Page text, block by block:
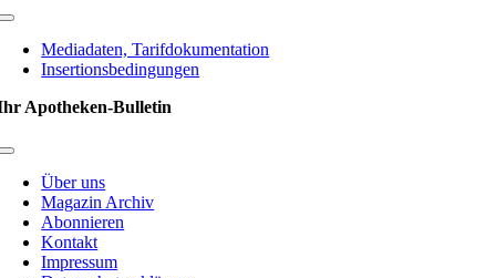
Toggle
NavigationMediadaten, Tarifdokumentation
Insertionsbedingungen
Apotheken-Bulletin
Toggle
NavigationÜber uns
Magazin Archiv
Abonnieren
Kontakt
Impressum